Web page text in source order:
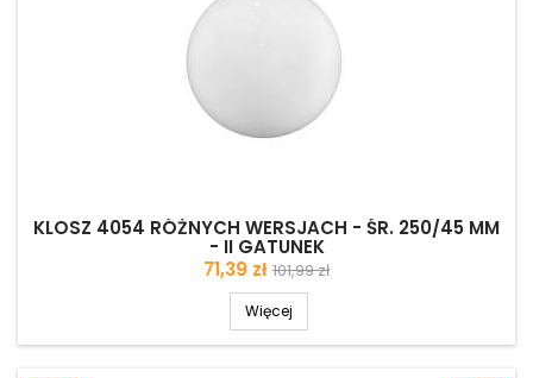
KLOSZ 4054 RÓŻNYCH WERSJACH - ŚR. 250/45 MM
- II GATUNEK
Cena
71,39 zł Cena
podstawowa
101,99 zł
Więcej